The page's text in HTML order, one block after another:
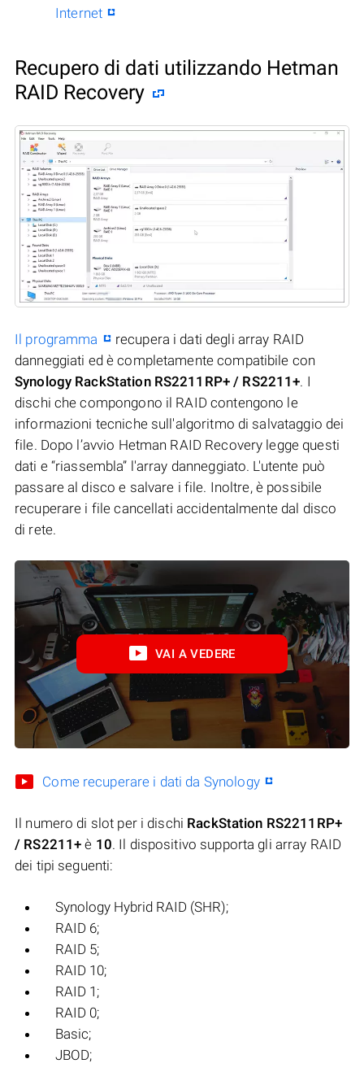
Internet
Recupero di dati utilizzando Hetman
RAID Recovery
Il programma
recupera i dati degli array RAID
danneggiati ed è completamente compatibile con
Synology RackStation RS2211RP+ / RS2211+. I
dischi che compongono il RAID contengono le
informazioni tecniche sull'algoritmo di salvataggio dei
file. Dopo l’avvio Hetman RAID Recovery legge questi
dati e “riassembla” l'array danneggiato. L'utente può
passare al disco e salvare i file. Inoltre, è possibile
recuperare i file cancellati accidentalmente dal disco
di rete.
VAI A VEDERE
Come recuperare i dati da Synology
Il numero di slot per i dischi RackStation RS2211RP+
/ RS2211+ è 10. Il dispositivo supporta gli array RAID
dei tipi seguenti:
Synology Hybrid RAID (SHR);
RAID 6;
RAID 5;
RAID 10;
RAID 1;
RAID 0;
Basic;
JBOD;